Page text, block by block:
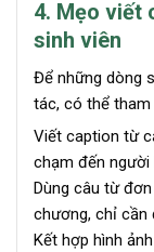
4. Mẹo viết
sinh viên
Để những dòng
tác, có thể
Viết caption từ
chạm đến người
Dùng câu từ
chương, chỉ cần
Kết hợp hình